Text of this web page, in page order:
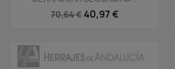
70,64 € 40,97 €